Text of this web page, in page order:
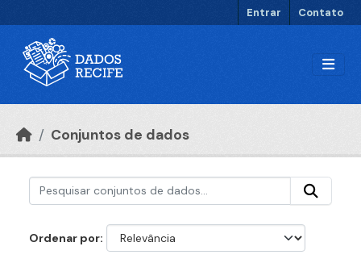
Entrar Contato
Conjuntos de dados
Ordenar por